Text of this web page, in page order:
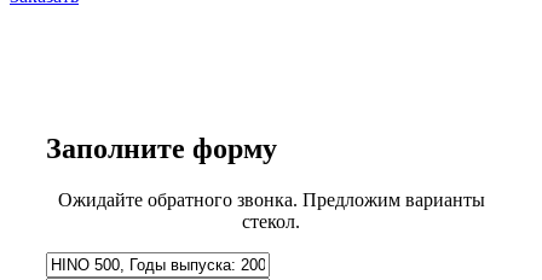
Заполните форму
Ожидайте обратного звонка. Предложим варианты
стекол.